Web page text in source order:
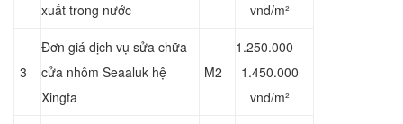
xuất trong nước
vnd/m²
3
Đơn giá dịch vụ sửa chữa
cửa nhôm Seaaluk hệ
Xingfa
M2
1.250.000 –
1.450.000
vnd/m²